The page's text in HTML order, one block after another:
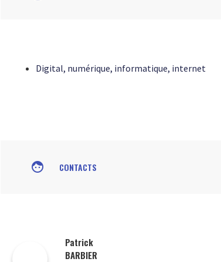
Digital, numérique, informatique, internet
face CONTACTS
Patrick
BARBIER